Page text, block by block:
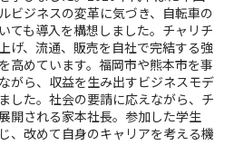
ビジネスの変革に気づき、自転車の
ても導入を構想しました。チャリチ
げ、流通、販売を自社で完結する強
高めています。福岡市や熊本市を事
がら、収益を生み出すビジネスモデ
した。社会の要請に応えながら、チ
開される家本社長。参加した学生
、改めて自身のキャリアを考える機